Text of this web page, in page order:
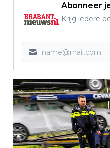
Abonneer
Krijg iedere